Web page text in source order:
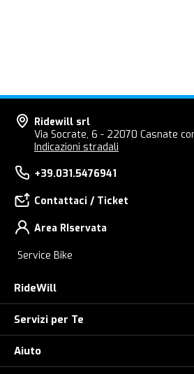
Ridewill srl
Via Socrate, 6 - 22070 Casnate
Indicazioni stradali
+39.031.5476941
Contattaci / Ticket
Area RIservata
Service Bike
RideWill
Chi Siamo
Dove siamo
Servizi per Te
Assicurazione furto E-Bike
Aiuto